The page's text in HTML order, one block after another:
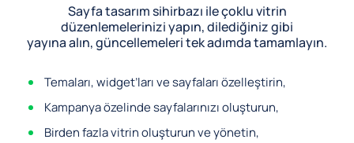
Sayfa tasarım sihirbazı ile çoklu vitrin
düzenlemelerinizi yapın, dilediğiniz gibi
yayına alın, güncellemeleri tek adımda tamamlayın.
Temaları, widget’ları ve sayfaları özelleştirin,
Kampanya özelinde sayfalarınızı oluşturun,
Birden fazla vitrin oluşturun ve yönetin,